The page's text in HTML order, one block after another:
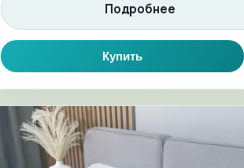
Подробнее
Купить